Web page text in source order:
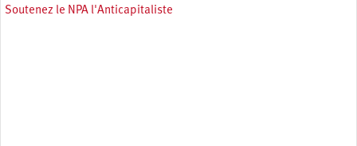
Soutenez le NPA l'Anticapitaliste